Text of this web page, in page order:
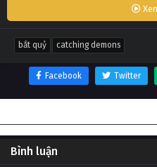
bắt quỷ catching demons
Facebook Twitter
Bình luận